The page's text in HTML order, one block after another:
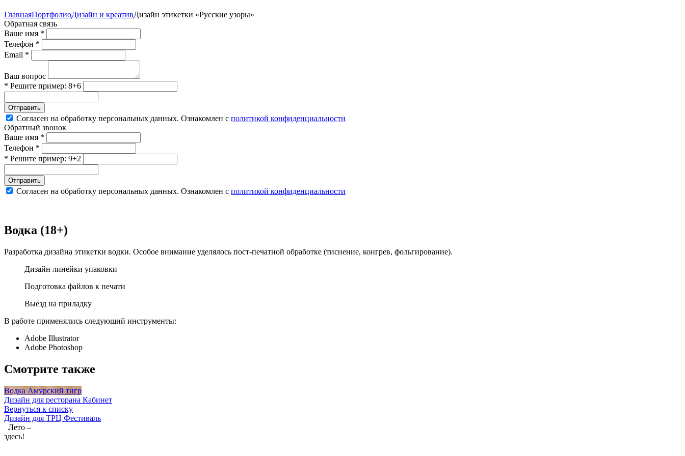
ГлавнаяПортфолиоДизайн и креативДизайн этикетки «Русские узоры»
Обратная связь
Ваше имя *
Телефон *
Email *
Ваш вопрос
* Решите пример: 8+6
Отправить
Согласен на обработку персональных данных. Ознакомлен с политикой конфиденциальности
Обратный звонок
Ваше имя *
Телефон *
* Решите пример: 9+2
Отправить
Согласен на обработку персональных данных. Ознакомлен с политикой конфиденциальности
Водка (18+)
Разработка дизайна этикетки водки. Особое внимание уделялось пост-печатной обработке (тиснение, конгрев, фольгирование).
Дизайн линейки упаковки
Подготовка файлов к печати
Выезд на приладку
В работе применялись следующий инструменты:
Adobe Illustrator
Adobe Photoshop
Смотрите также
Водка Амурский тигр
Дизайн для ресторана Кабинет
Вернуться к списку
Дизайн для ТРЦ Фестиваль
Лето –
здесь!